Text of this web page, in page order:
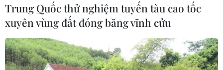
Trung Quốc thử nghiệm tuyến tàu cao tốc
xuyên vùng đất đóng băng vĩnh cửu